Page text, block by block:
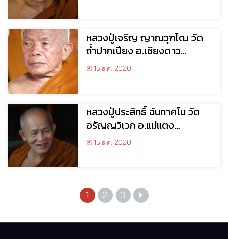
หลวงปู่เจริญ ญาณวุฑโฒ วัด
ถ้ำปากเปียง อ.เชียงดาว
จ.เชียงใหม่
15 ธ.ค. 2020
หลวงปู่ประสิทธิ์ ฉันทาคโม วัด
อรัญญวิเวก อ.แม่แตง
จ.เชียงใหม่
15 ธ.ค. 2020
1 2 3